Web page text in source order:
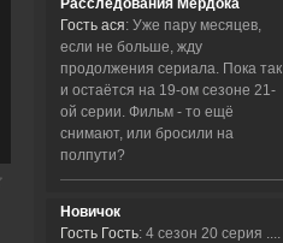
Расследования Мердока
Гость ася: Уже пару месяцев,
если не больше, жду
продолжения сериала. Пока так
и остаётся на 19-ом сезоне 21-
ой серии. Фильм - то ещё
снимают, или бросили на
полпути?
Новичок
Гость Гость: 4 сезон 20 серия ....